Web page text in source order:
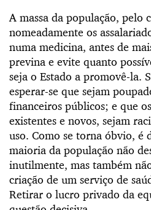
A massa da população, pelo
nomeadamente os
numa medicina, antes de
previna e evite quanto
seja o Estado a promovê-la.
esperar-se que sejam
financeiros públicos; e que
existentes e novos, sejam
uso. Como se torna óbvio, é
maioria da população não
inutilmente, mas também
criação de um serviço de
Retirar o lucro privado da